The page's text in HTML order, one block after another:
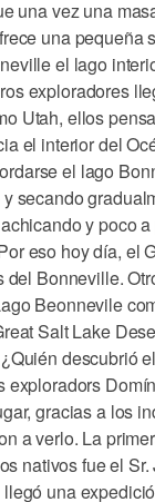
una vez una
una pequeña
el lago
exploradores
Utah, ellos
el interior del
el lago
secando
y poco
eso hoy día, el
del Bonneville.
Beonnevile
Salt Lake
descubrió
exploradors
gracias a los
a verlo. La
nativos fue el
una